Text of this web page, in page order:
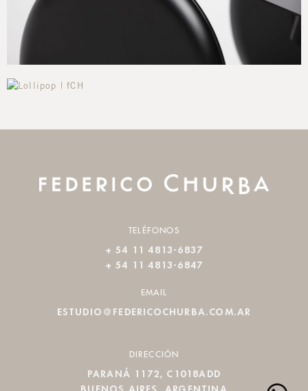
TELÉFONOS
+ 54 11 4813-6837
+ 54 11 4813-6847
EMAIL
ESTUDIO@FEDERICOCHURBA.COM.AR
DIRECCIÓN
PARANÁ 1172, C1018ADD